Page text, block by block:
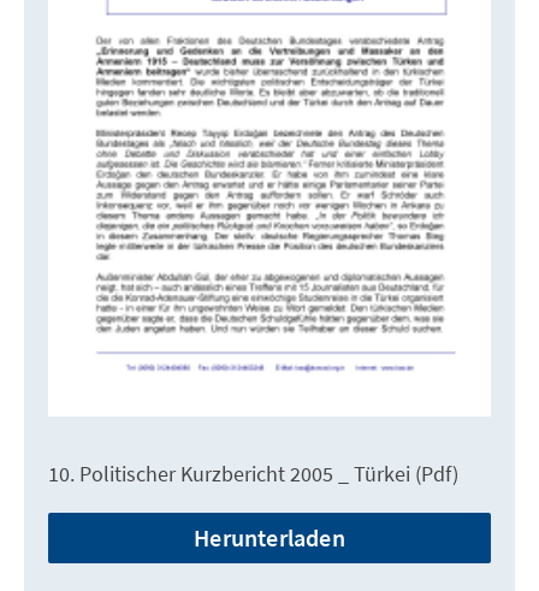
10. Politischer Kurzbericht 2005 _ Türkei (Pdf)
Herunterladen